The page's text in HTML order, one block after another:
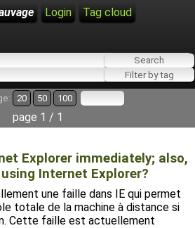
Login
Tag cloud
20 50 100
page 1 / 1
Explorer immediately; also,
Internet Explorer?
une faille dans IE qui permet
totale de la machine à distance si
Cette faille est actuellement